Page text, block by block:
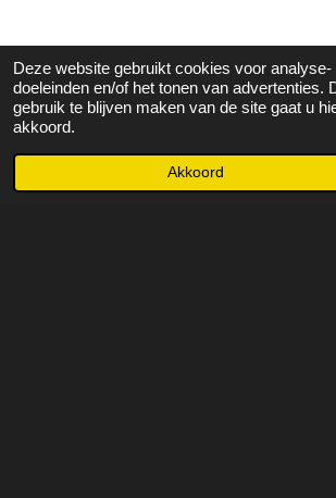
Deze website gebruikt cookies voor analyse-
doeleinden en/of het tonen van advertenties.
gebruik te blijven maken van de site gaat u
akkoord.
Akkoord